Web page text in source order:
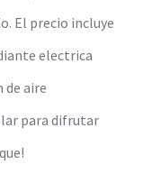
El precio incluye
electrica
aire
para difrutar